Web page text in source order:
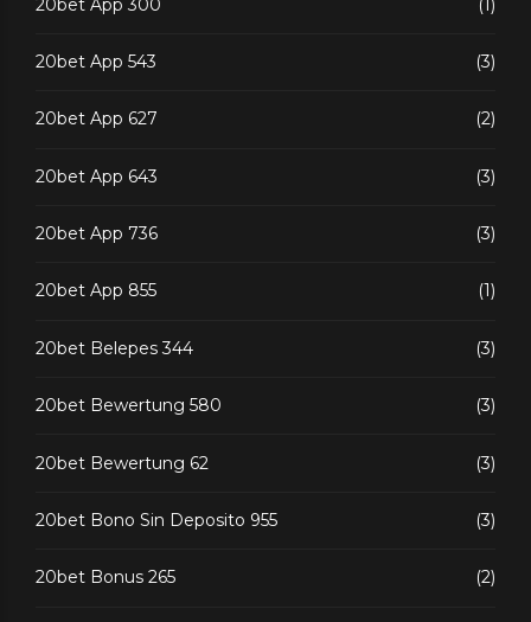
20bet App 543 (3)
20bet App 627 (2)
20bet App 643 (3)
20bet App 736 (3)
20bet App 855 (1)
20bet Belepes 344 (3)
20bet Bewertung 580 (3)
20bet Bewertung 62 (3)
20bet Bono Sin Deposito 955 (3)
20bet Bonus 265 (2)